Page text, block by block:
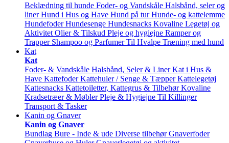
Beklædning til hunde Foder- og Vandskåle Halsbånd, seler og
liner Hund i Hus og Have Hund på tur Hunde- og kattelemme
Hundefoder Hundesenge Hundesnacks Kovaline Legetøj og
Aktivitet Olier & Tilskud Pleje og hygiejne Ramper og
Trapper Shampoo og Parfumer Til Hvalpe Træning med hund
Kat
Kat
Foder- & Vandskåle Halsbånd, Seler & Liner Kat i Hus &
Have Kattefoder Kattehuler / Senge & Tæpper Kattelegetøj
Kattesnacks Kattetoiletter, Kattegrus & Tilbehør Kovaline
Kradsetræer & Møbler Pleje & Hygiejne Til Killinger
Transport & Tasker
Kanin og Gnaver
Kanin og Gnaver
Bundlag Bure - Inde & ude Diverse tilbehør Gnaverfoder